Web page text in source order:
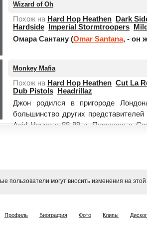
Wizard of Oh
Похож на Hard Hop Heathen
Dark
Hardside
Imperial Stormtroopers
Омара Сантану (Omar Santana, - он
Monkey Mafia
Похож на Hard Hop Heathen Cut La
Dub Pistols
Headrillaz
Джон родился в пригороде
большинство других
Acid House в 88-89 гг. Переехав в
пользователи могут вносить изменения на
Профиль Биография Фото Клипы